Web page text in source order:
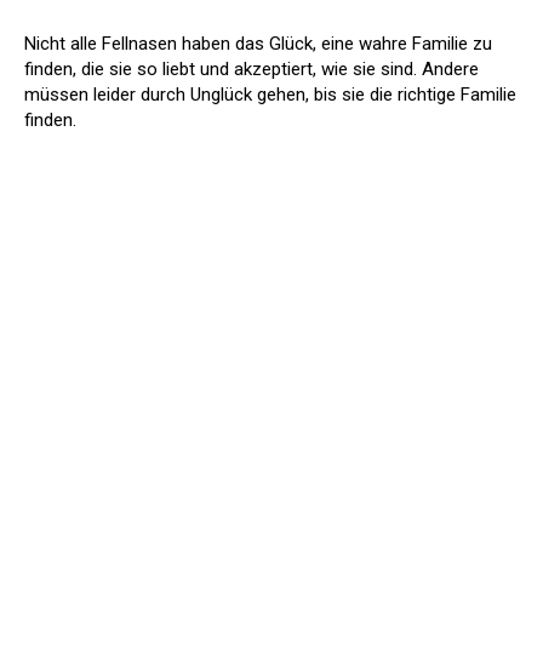
Nicht alle Fellnasen haben das Glück, eine wahre Familie zu
finden, die sie so liebt und akzeptiert, wie sie sind. Andere
müssen leider durch Unglück gehen, bis sie die richtige Familie
finden.